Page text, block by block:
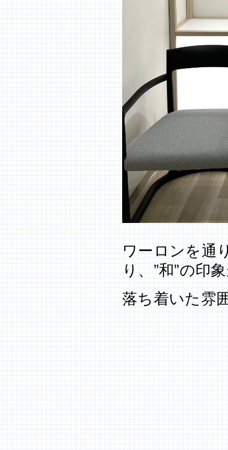
ワーロンを通
り、”和”の印
落ち着いた雰